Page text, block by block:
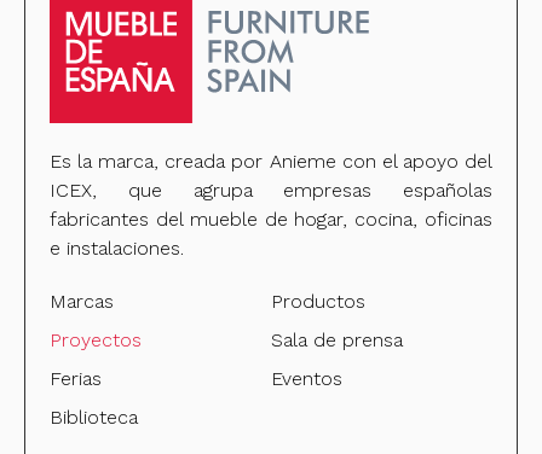
Es la marca, creada por Anieme con el apoyo del
ICEX, que agrupa empresas españolas
fabricantes del mueble de hogar, cocina, oficinas
e instalaciones.
Marcas
Productos
Proyectos
Sala de prensa
Ferias
Eventos
Biblioteca